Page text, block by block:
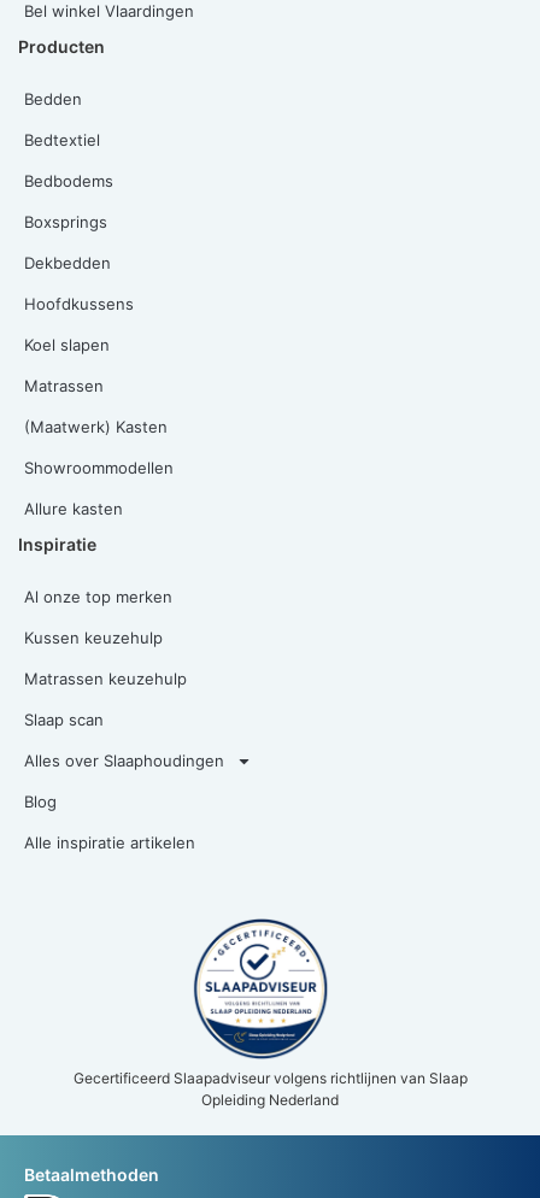
Bel winkel Vlaardingen
Producten
Bedden
Bedtextiel
Bedbodems
Boxsprings
Dekbedden
Hoofdkussens
Koel slapen
Matrassen
(Maatwerk) Kasten
Showroommodellen
Allure kasten
Inspiratie
Al onze top merken
Kussen keuzehulp
Matrassen keuzehulp
Slaap scan
Alles over Slaaphoudingen
Blog
Alle inspiratie artikelen
Gecertificeerd Slaapadviseur volgens richtlijnen van Slaap
Opleiding Nederland
Betaalmethoden